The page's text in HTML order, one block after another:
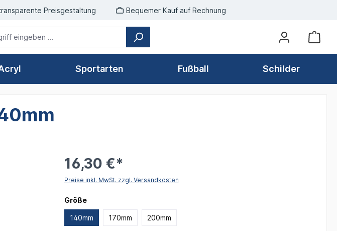
Preisgestaltung Bequemer Kauf auf Rechnung
Sportarten Fußball Schilder
16,30 €*
Preise inkl. MwSt. zzgl. Versandkosten
Größeauswählen
140mm 170mm 200mm